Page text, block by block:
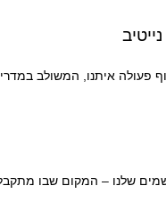
פעולה איתנו, המשולב
שלנו – המקום שבו